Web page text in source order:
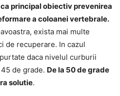
principal obiectiv prevenirea
a coloanei vertebrale.
exista mai multe
de recuperare. In cazul
daca nivelul curburii
de grade. De la 50 de grade
solutie.